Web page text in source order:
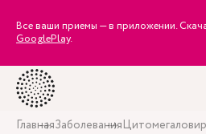
Все ваши приемы — в приложении.
GooglePlay.
ГлавнаяЗаболевания